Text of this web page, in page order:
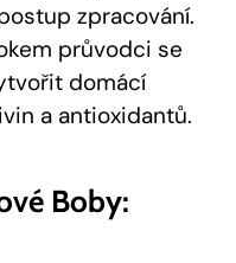
zpracování.
průvodci se
domácí⁢
a antioxidantů.
Boby: